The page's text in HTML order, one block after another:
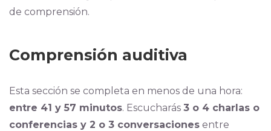
de comprensión.
Comprensión auditiva
Esta sección se completa en menos de una hora:
entre 41 y 57 minutos. Escucharás 3 o 4 charlas o
conferencias y 2 o 3 conversacionesentre